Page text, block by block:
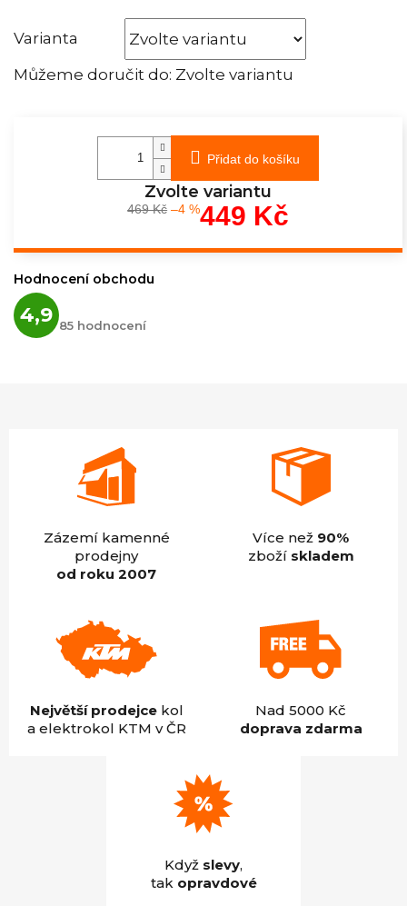
Varianta
Můžeme doručit do: Zvolte variantu
Přidat do košíku
Zvolte variantu
469 Kč –4 %449 KčMěrná
Hodnocení obchodu
4,9 hodnocení
obchodu
85 hodnocení
Zázemí kamenné
prodejny
od roku 2007
Více než 90%
zboží skladem
Největší prodejcekol
a elektrokol KTM v ČR
Nad 5000 Kč
doprava zdarma
Když slevy,
tak opravdové